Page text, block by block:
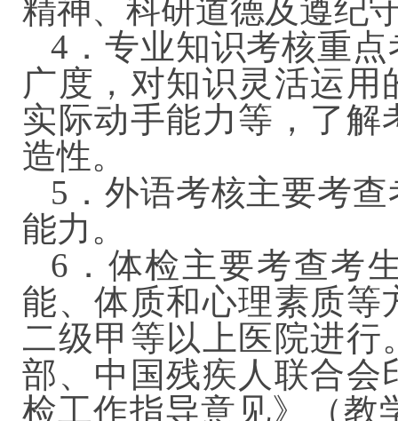
精神、科研道德及遵
4．专业知识考核重
广度，对知识灵活运
实际动手能力等，了
造性。
5．外语考核主要考
能力。
6．体检主要考查考
能、体质和心理素质等
二级甲等以上医院进行
部、中国残疾人联合会
检工作指导意见》（教